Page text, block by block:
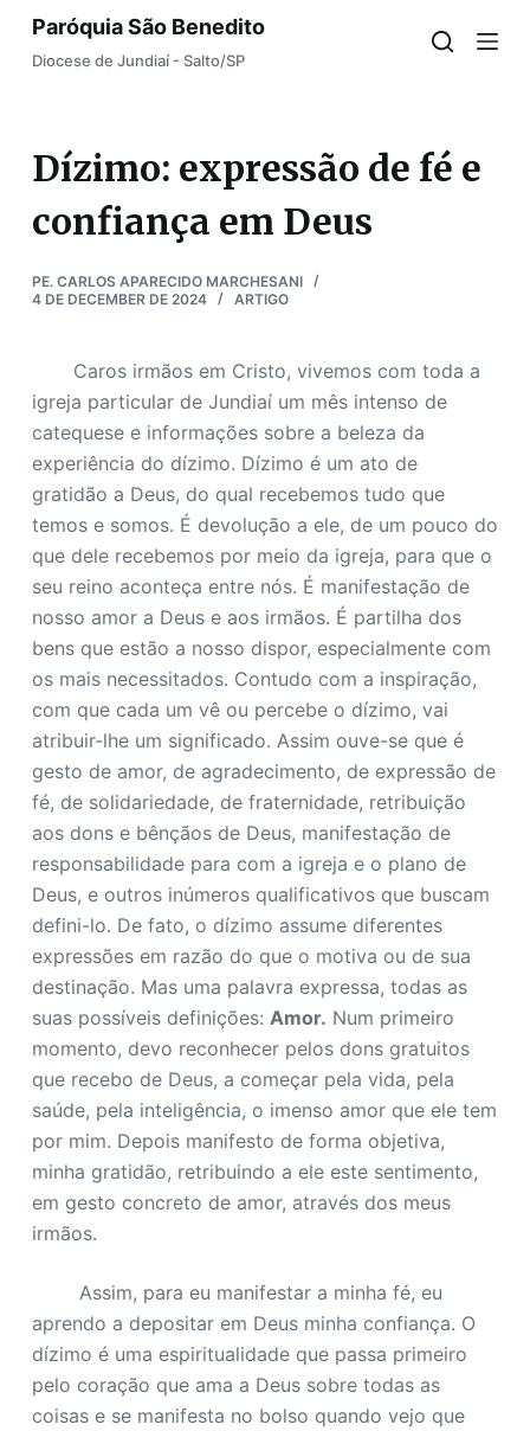
k
o
n
Paróquia São Benedito
Diocese de Jundiaí - Salto/SP
Dízimo: expressão de fé e
confiança em Deus
PE. CARLOS APARECIDO MARCHESANI
4 DE DECEMBER DE 2024
ARTIGO
Caros irmãos em Cristo, vivemos com toda a
igreja particular de Jundiaí um mês intenso de
catequese e informações sobre a beleza da
experiência do dízimo. Dízimo é um ato de
gratidão a Deus, do qual recebemos tudo que
temos e somos. É devolução a ele, de um pouco do
que dele recebemos por meio da igreja, para que o
seu reino aconteça entre nós. É manifestação de
nosso amor a Deus e aos irmãos. É partilha dos
bens que estão a nosso dispor, especialmente com
os mais necessitados. Contudo com a inspiração,
com que cada um vê ou percebe o dízimo, vai
atribuir-lhe um significado. Assim ouve-se que é
gesto de amor, de agradecimento, de expressão de
fé, de solidariedade, de fraternidade, retribuição
aos dons e bênçãos de Deus, manifestação de
responsabilidade para com a igreja e o plano de
Deus, e outros inúmeros qualificativos que buscam
defini-lo. De fato, o dízimo assume diferentes
expressões em razão do que o motiva ou de sua
destinação. Mas uma palavra expressa, todas as
suas possíveis definições: Amor. Num primeiro
momento, devo reconhecer pelos dons gratuitos
que recebo de Deus, a começar pela vida, pela
saúde, pela inteligência, o imenso amor que ele tem
por mim. Depois manifesto de forma objetiva,
minha gratidão, retribuindo a ele este sentimento,
em gesto concreto de amor, através dos meus
irmãos.
Assim, para eu manifestar a minha fé, eu
aprendo a depositar em Deus minha confiança. O
dízimo é uma espiritualidade que passa primeiro
pelo coração que ama a Deus sobre todas as
coisas e se manifesta no bolso quando vejo que